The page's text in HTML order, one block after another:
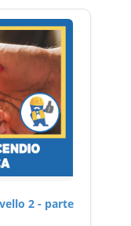
2 - parte